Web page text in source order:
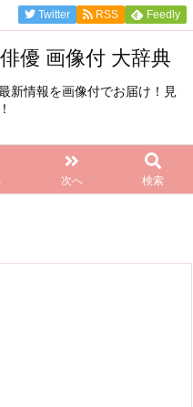
優 画像付 大辞典
新情報を画像付でお届け！見
次へ 検索
Twitter RSS Feedly